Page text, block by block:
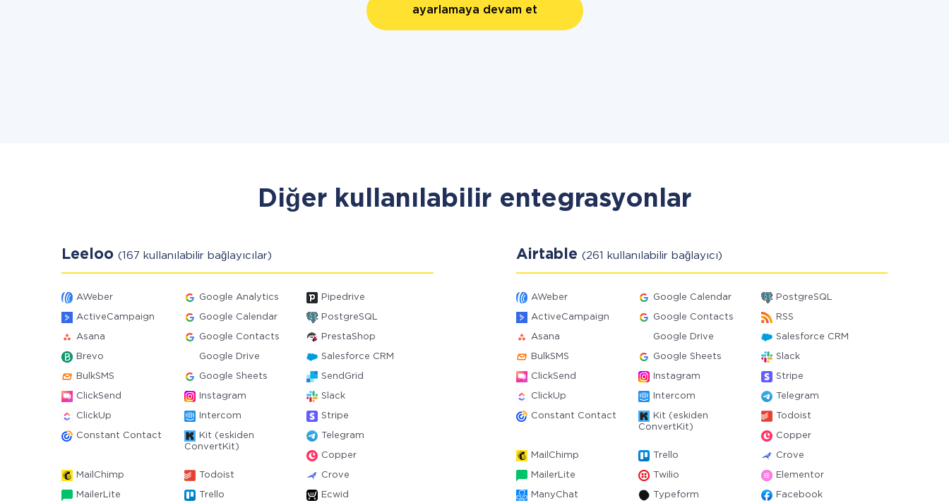
ayarlamaya devam et
Diğer kullanılabilir entegrasyonlar
Leeloo (167 kullanılabilir bağlayıcılar)
AWeber Google Analytics Pipedrive
ActiveCampaign Google Calendar PostgreSQL
Asana Google Contacts PrestaShop
Brevo Google Drive Salesforce CRM
BulkSMS Google Sheets SendGrid
ClickSend Instagram Slack
ClickUp Intercom Stripe
Constant Contact
Kit (eskiden
ConvertKit)
Telegram
Copper
MailChimp Todoist Crove
MailerLite Trello Ecwid
Airtable (261 kullanılabilir bağlayıcı)
AWeber Google Calendar PostgreSQL
ActiveCampaign Google Contacts RSS
Asana Google Drive Salesforce CRM
BulkSMS Google Sheets Slack
ClickSend Instagram Stripe
ClickUp Intercom Telegram
Constant Contact
Kit (eskiden
ConvertKit)
Todoist
Copper
MailChimp Trello Crove
MailerLite Twilio Elementor
ManyChat Typeform Facebook